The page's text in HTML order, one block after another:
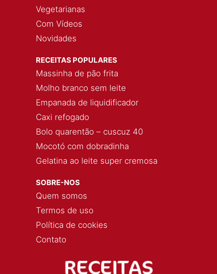
Vegetarianas
Com Vídeos
Novidades
RECEITAS POPULARES
Massinha de pão frita
Molho branco sem leite
Empanada de liquidificador
Caxi refogado
Bolo quarentão – cuscuz 40
Mocotó com dobradinha
Gelatina ao leite super cremosa
SOBRE-NOS
Quem somos
Termos de uso
Política de cookies
Contato